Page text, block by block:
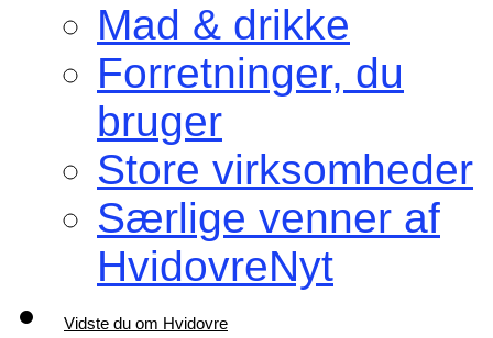
Mad & drikke
Forretninger, du
bruger
Store virksomheder
Særlige venner af
HvidovreNyt
Vidste du om Hvidovre